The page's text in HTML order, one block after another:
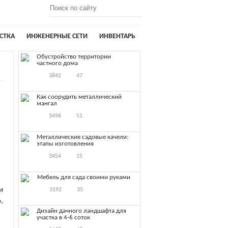
ИНЖЕНЕРНЫЕ СЕТИ ИНВЕНТАРЬ
Обустройство территории
частного дома
3842 47
Как соорудить металлический
мангал
3496 51
Металлические садовые качели:
этапы изготовления
3454 15
Мебель для сада своими руками
3192 35
Дизайн дачного ландшафта для
участка в 4-6 соток